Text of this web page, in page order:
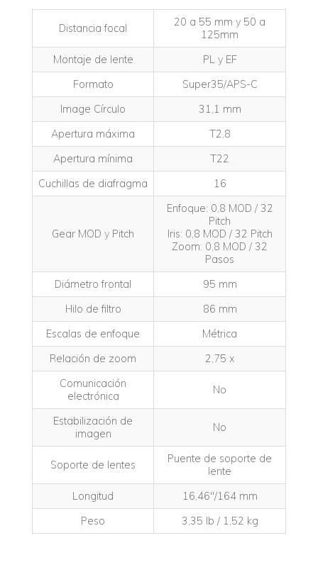
Distancia focal
20 a 55 mm y 50 a
125mm
Montaje de lente
PL y EF
Formato
Super35/APS-C
Image Círculo
31,1 mm
Apertura máxima
T2,8
Apertura mínima
T22
Cuchillas de diafragma
16
Gear MOD y Pitch
Enfoque: 0,8 MOD / 32
Pitch
Iris: 0,8 MOD / 32 Pitch
Zoom: 0,8 MOD / 32
Pasos
Diámetro frontal
95 mm
Hilo de filtro
86 mm
Escalas de enfoque
Métrica
Relación de zoom
2,75 x
Comunicación
electrónica
No
Estabilización de
imagen
No
Soporte de lentes
Puente de soporte de
lente
Longitud
16,46″/164 mm
Peso
3,35 lb / 1,52 kg